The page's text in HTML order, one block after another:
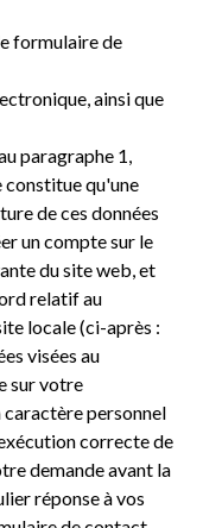
formulaire de
ainsi que
paragraphe 1,
constitue qu'une
de ces données
un compte sur le
du site web, et
relatif au
locale (ci-après :
visées au
sur votre
caractère personnel
correcte de
demande avant la
réponse à vos